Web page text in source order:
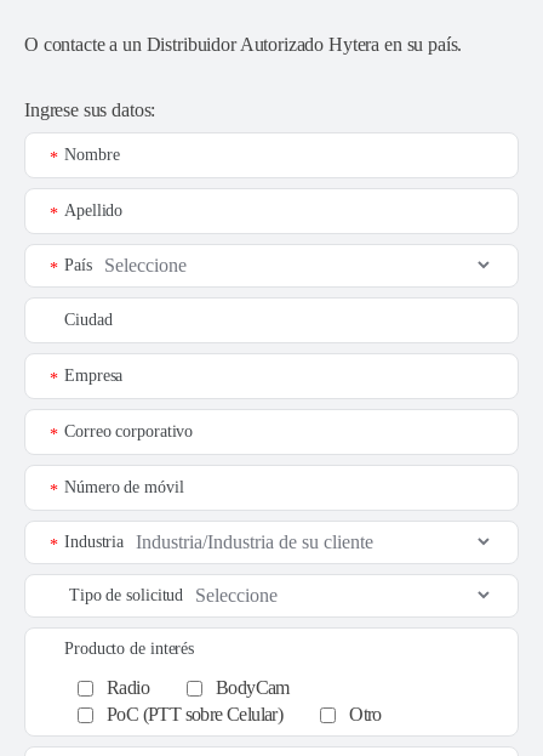
O contacte a un Distribuidor Autorizado Hytera en su país.
Ingrese sus datos:
Nombre
*
Apellido
*
País
*
Ciudad
Empresa
*
Correo corporativo
*
Número de móvil
*
Industria
*
Tipo de solicitud
Producto de interés
Radio
BodyCam
PoC (PTT sobre Celular)
Otro